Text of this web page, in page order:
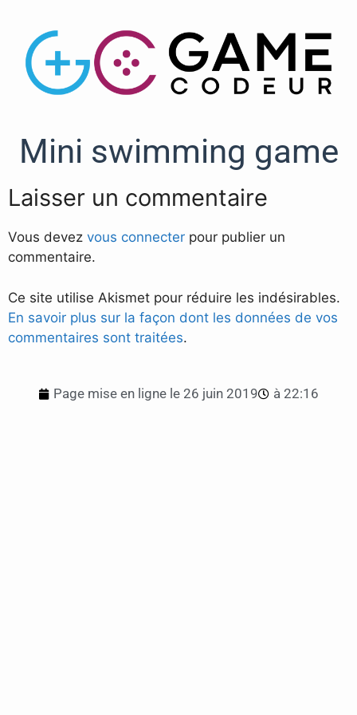
Mini swimming game
Laisser un commentaire
Vous devez vous connecter pour publier un
commentaire.
Ce site utilise Akismet pour réduire les indésirables.
En savoir plus sur la façon dont les données de vos
commentaires sont traitées.
Page mise en ligne le 26 juin 2019 à 22:16